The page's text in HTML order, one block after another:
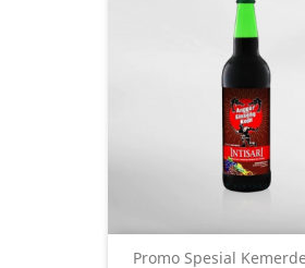
Promo Spesial